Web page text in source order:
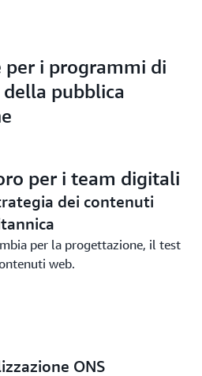
API nazionali (NAPIDS,
per i programmi di
pubblica
per i team digitali
dei contenuti
per la progettazione, il test
web.
ONS